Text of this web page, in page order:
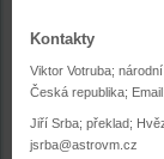
Kontakty
Viktor Votruba;
Česká republika; Email:
Jiří Srba; překlad;
jsrba@astrovm.cz